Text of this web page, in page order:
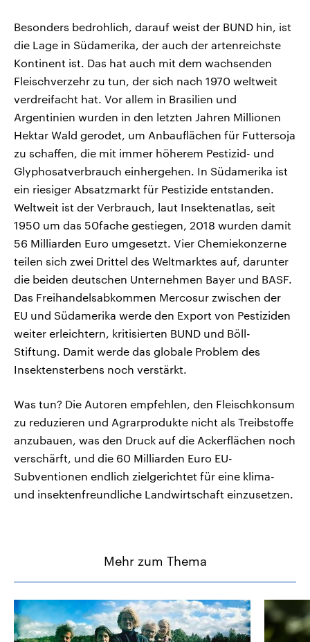
Besonders bedrohlich, darauf weist der BUND hin, ist
die Lage in Südamerika, der auch der artenreichste
Kontinent ist. Das hat auch mit dem wachsenden
Fleischverzehr zu tun, der sich nach 1970 weltweit
verdreifacht hat. Vor allem in Brasilien und
Argentinien wurden in den letzten Jahren Millionen
Hektar Wald gerodet, um Anbauflächen für Futtersoja
zu schaffen, die mit immer höherem Pestizid- und
Glyphosatverbrauch einhergehen. In Südamerika ist
ein riesiger Absatzmarkt für Pestizide entstanden.
Weltweit ist der Verbrauch, laut Insektenatlas, seit
1950 um das 50fache gestiegen, 2018 wurden damit
56 Milliarden Euro umgesetzt. Vier Chemiekonzerne
teilen sich zwei Drittel des Weltmarktes auf, darunter
die beiden deutschen Unternehmen Bayer und BASF.
Das Freihandelsabkommen Mercosur zwischen der
EU und Südamerika werde den Export von Pestiziden
weiter erleichtern, kritisierten BUND und Böll-
Stiftung. Damit werde das globale Problem des
Insektensterbens noch verstärkt.
Was tun? Die Autoren empfehlen, den Fleischkonsum
zu reduzieren und Agrarprodukte nicht als Treibstoffe
anzubauen, was den Druck auf die Ackerflächen noch
verschärft, und die 60 Milliarden Euro EU-
Subventionen endlich zielgerichtet für eine klima-
und insektenfreundliche Landwirtschaft einzusetzen.
Mehr zum Thema